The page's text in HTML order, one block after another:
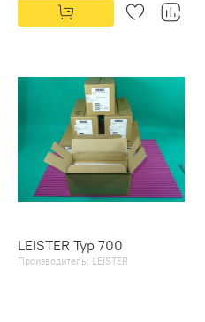
LEISTER Typ 700
Производитель: LEISTER